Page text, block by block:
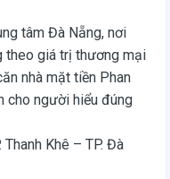
tâm Đà Nẵng, nơi
theo giá trị thương mại
nhà mặt tiền Phan
cho người hiểu đúng
Khê – TP. Đà